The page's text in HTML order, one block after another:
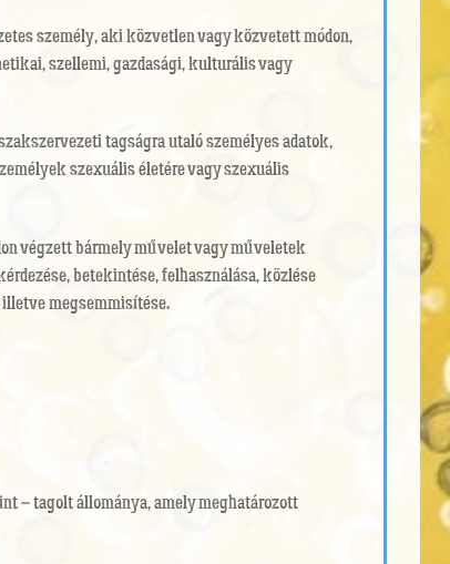
személy, aki közvetlen vagy közvetett módon,
szellemi, gazdasági, kulturális vagy
tagságra utaló személyes adatok,
szexuális életére vagy szexuális
végzett bármely művelet vagy műveletek
betekintése, felhasználása, közlése
illetve megsemmisítése.
– tagolt állománya, amely meghatározott